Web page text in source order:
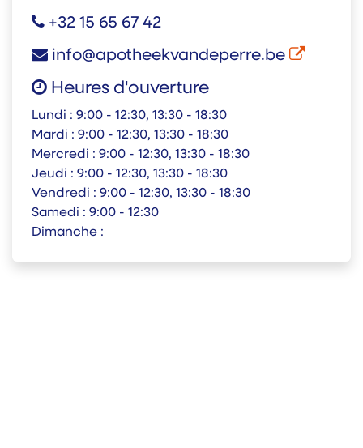
+32 15 65 67 42
info@apotheekvandeperre.be
Heures d'ouverture
Lundi : 9:00 - 12:30, 13:30 - 18:30
Mardi : 9:00 - 12:30, 13:30 - 18:30
Mercredi : 9:00 - 12:30, 13:30 - 18:30
Jeudi : 9:00 - 12:30, 13:30 - 18:30
Vendredi : 9:00 - 12:30, 13:30 - 18:30
Samedi : 9:00 - 12:30
Dimanche :